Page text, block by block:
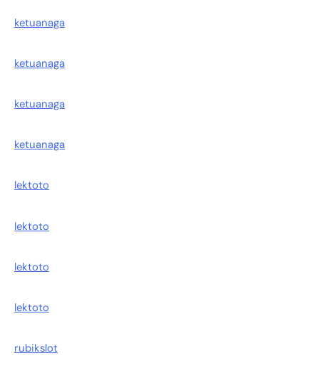
ketuanaga
ketuanaga
ketuanaga
ketuanaga
lektoto
lektoto
lektoto
lektoto
rubikslot